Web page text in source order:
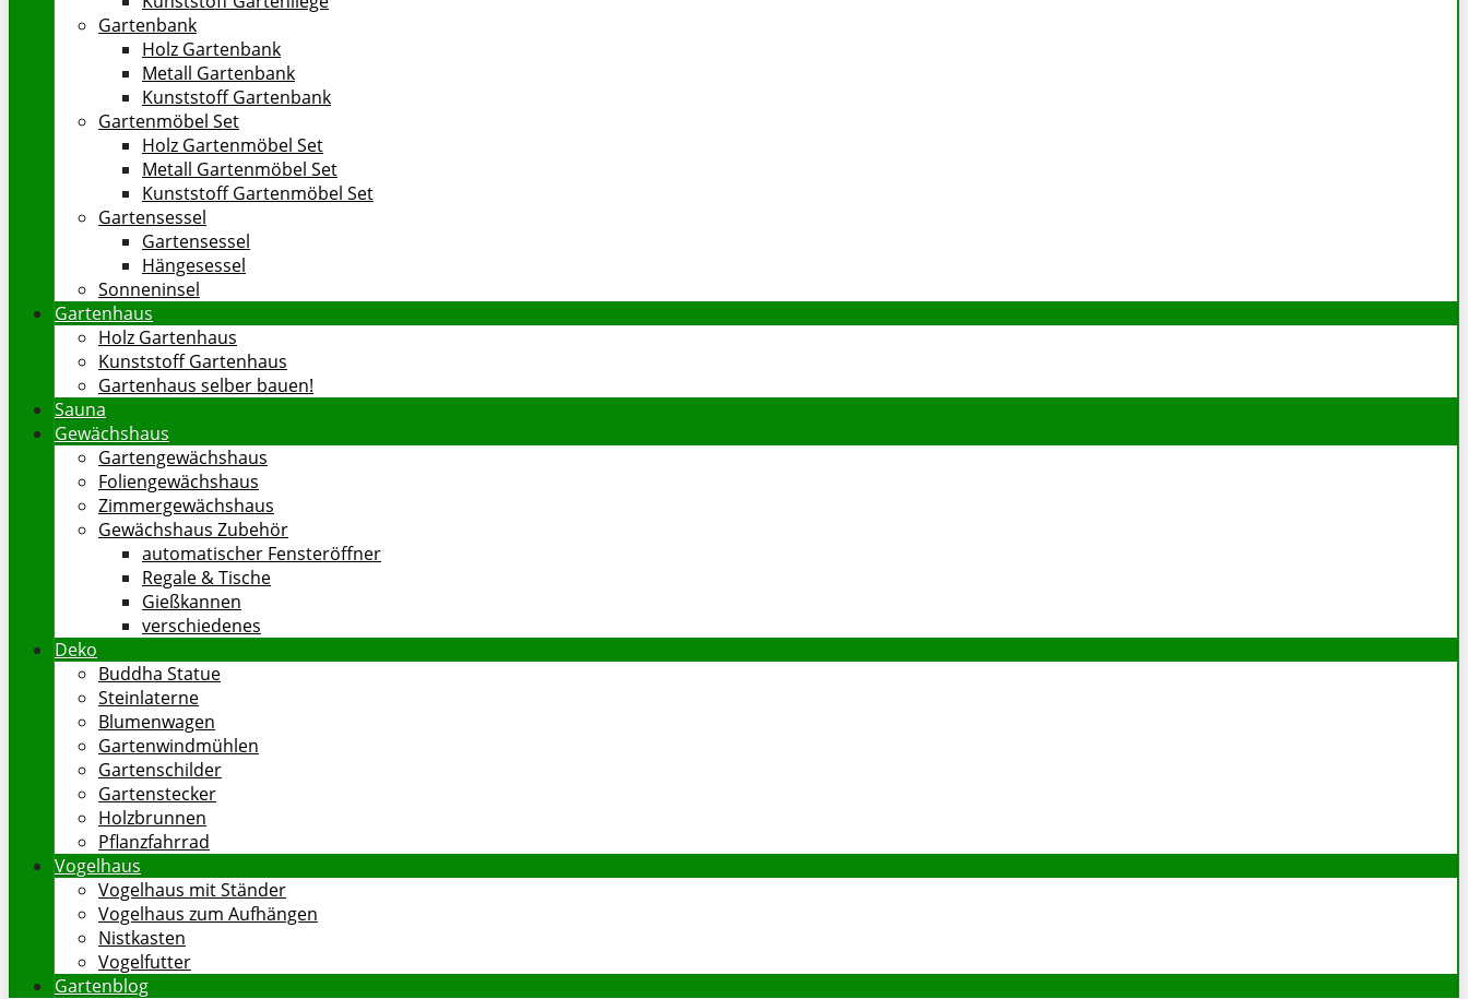
Gartenbank
Holz Gartenbank
Metall Gartenbank
Kunststoff Gartenbank
Gartenmöbel Set
Holz Gartenmöbel Set
Metall Gartenmöbel Set
Kunststoff Gartenmöbel Set
Gartensessel
Gartensessel
Hängesessel
Sonneninsel
Gartenhaus
Holz Gartenhaus
Kunststoff Gartenhaus
Gartenhaus selber bauen!
Sauna
Gewächshaus
Gartengewächshaus
Foliengewächshaus
Zimmergewächshaus
Gewächshaus Zubehör
automatischer Fensteröffner
Regale & Tische
Gießkannen
verschiedenes
Deko
Buddha Statue
Steinlaterne
Blumenwagen
Gartenwindmühlen
Gartenschilder
Gartenstecker
Holzbrunnen
Pflanzfahrrad
Vogelhaus
Vogelhaus mit Ständer
Vogelhaus zum Aufhängen
Nistkasten
Vogelfutter
Gartenblog